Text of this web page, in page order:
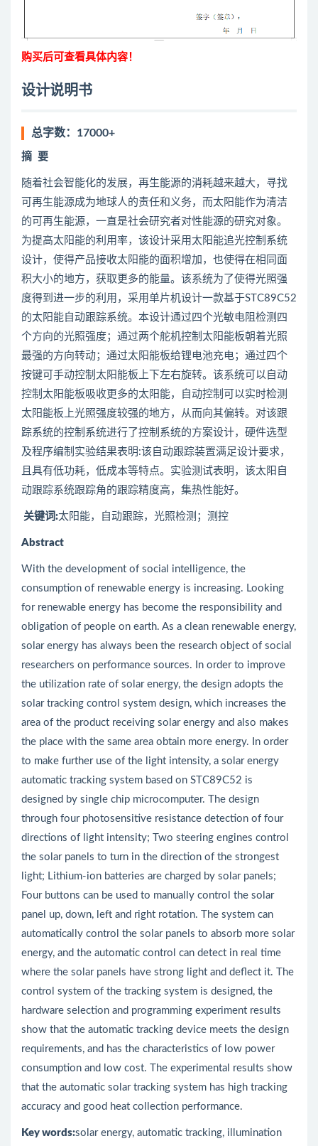
购买后可查看具体内容！
设计说明书
总字数：17000+
摘 要
随着社会智能化的发展，再生能源的消耗越来越大，寻找
可再生能源成为地球人的责任和义务，而太阳能作为清洁
的可再生能源，一直是社会研究者对性能源的研究对象。
为提高太阳能的利用率，该设计采用太阳能追光控制系统
设计，使得产品接收太阳能的面积增加，也使得在相同面
积大小的地方，获取更多的能量。该系统为了使得光照强
度得到进一步的利用，采用单片机设计一款基于STC89C52
的太阳能自动跟踪系统。本设计通过四个光敏电阻检测四
个方向的光照强度；通过两个舵机控制太阳能板朝着光照
最强的方向转动；通过太阳能板给锂电池充电；通过四个
按键可手动控制太阳能板上下左右旋转。该系统可以自动
控制太阳能板吸收更多的太阳能，自动控制可以实时检测
太阳能板上光照强度较强的地方，从而向其偏转。对该跟
踪系统的控制系统进行了控制系统的方案设计，硬件选型
及程序编制实验结果表明:该自动跟踪装置满足设计要求，
且具有低功耗，低成本等特点。实验测试表明，该太阳自
动跟踪系统跟踪角的跟踪精度高，集热性能好。
关键词:太阳能，自动跟踪，光照检测；测控
Abstract
With the development of social intelligence, the
consumption of renewable energy is increasing. Looking
for renewable energy has become the responsibility and
obligation of people on earth. As a clean renewable energy,
solar energy has always been the research object of social
researchers on performance sources. In order to improve
the utilization rate of solar energy, the design adopts the
solar tracking control system design, which increases the
area of the product receiving solar energy and also makes
the place with the same area obtain more energy. In order
to make further use of the light intensity, a solar energy
automatic tracking system based on STC89C52 is
designed by single chip microcomputer. The design
through four photosensitive resistance detection of four
directions of light intensity; Two steering engines control
the solar panels to turn in the direction of the strongest
light; Lithium-ion batteries are charged by solar panels;
Four buttons can be used to manually control the solar
panel up, down, left and right rotation. The system can
automatically control the solar panels to absorb more solar
energy, and the automatic control can detect in real time
where the solar panels have strong light and deflect it. The
control system of the tracking system is designed, the
hardware selection and programming experiment results
show that the automatic tracking device meets the design
requirements, and has the characteristics of low power
consumption and low cost. The experimental results show
that the automatic solar tracking system has high tracking
accuracy and good heat collection performance.
Key words:solar energy, automatic tracking, illumination